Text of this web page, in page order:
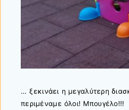
… ξεκινάει η μεγαλύτερη
περιμέναμε όλοι! Μπουγέλο!!!